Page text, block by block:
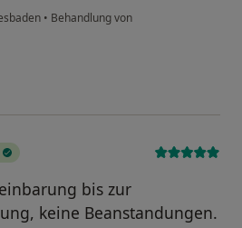
• Behandlung von
bis zur
keine Beanstandungen.